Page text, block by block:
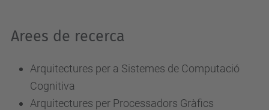
Arees de recerca
Arquitectures per a Sistemes de Computació
Cognitiva
Arquitectures per Processadors Gràfics